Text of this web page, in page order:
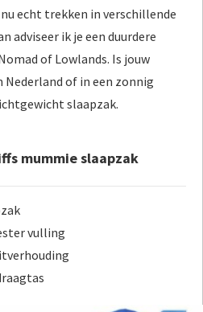
echt trekken in verschillende
adviseer ik je een duurdere
of Lowlands. Is jouw
of in een zonnig
slaapzak.
mummie slaapzak
vulling